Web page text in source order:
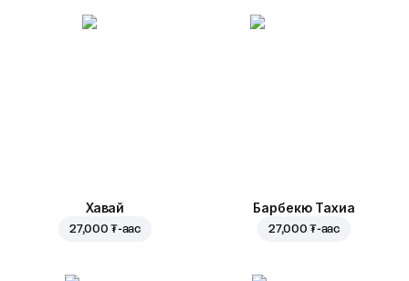
Хавай
27,000 ₮-аас
Барбекю Тахиа
27,000 ₮-аас